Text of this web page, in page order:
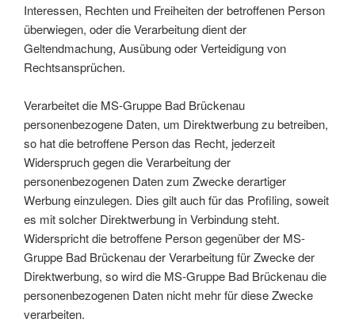
Interessen, Rechten und Freiheiten der betroffenen Person
überwiegen, oder die Verarbeitung dient der
Geltendmachung, Ausübung oder Verteidigung von
Rechtsansprüchen.
Verarbeitet die MS-Gruppe Bad Brückenau
personenbezogene Daten, um Direktwerbung zu betreiben,
so hat die betroffene Person das Recht, jederzeit
Widerspruch gegen die Verarbeitung der
personenbezogenen Daten zum Zwecke derartiger
Werbung einzulegen. Dies gilt auch für das Profiling, soweit
es mit solcher Direktwerbung in Verbindung steht.
Widerspricht die betroffene Person gegenüber der MS-
Gruppe Bad Brückenau der Verarbeitung für Zwecke der
Direktwerbung, so wird die MS-Gruppe Bad Brückenau die
personenbezogenen Daten nicht mehr für diese Zwecke
verarbeiten.